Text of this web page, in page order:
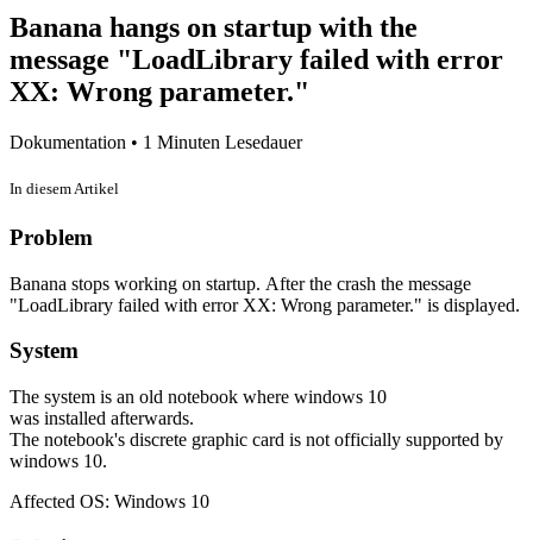
Banana hangs on startup with the
message "LoadLibrary failed with error
XX: Wrong parameter."
Dokumentation • 1 Minuten Lesedauer
In diesem Artikel
Problem
Banana stops working on startup. After the crash the message
"LoadLibrary failed with error XX: Wrong parameter." is displayed.
System
The system is an old notebook where windows 10
was installed afterwards.
The notebook's discrete graphic card is not officially supported by
windows 10.
Affected OS: Windows 10